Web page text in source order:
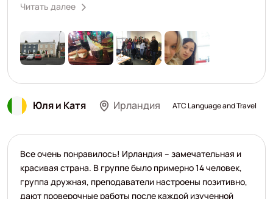
Юля и Катя Ирландия ATC Language and Travel
Читать далее
Все очень понравилось! Ирландия – замечательная и
красивая страна. В группе было примерно 14 человек,
группа дружная, преподаватели настроены позитивно,
дают проверочные работы после каждой изученной